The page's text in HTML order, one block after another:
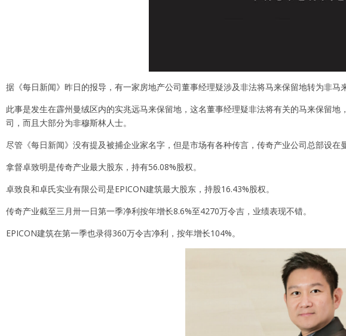
据《每日新闻》昨日的报导，有一家房地产公司董事经理疑涉及非法将马来保留地转为非马
此事是发生在霹州曼绒区内的实兆远马来保留地，这名董事经理疑非法将有关的马来保留
司，而且大部分为非穆斯林人士。
尽管《每日新闻》没有提及被捕企业家名字，但是市场有各种传言，传奇产业公司总部设在
拿督卓致明是传奇产业最大股东，持有56.08%股权。
卓致良和卓氏实业有限公司是EPICON建筑最大股东，持股16.43%股权。
传奇产业截至三月卅一日第一季净利按年增长8.6%至4270万令吉，业绩表现不错。
EPICON建筑在第一季也录得360万令吉净利，按年增长104%。